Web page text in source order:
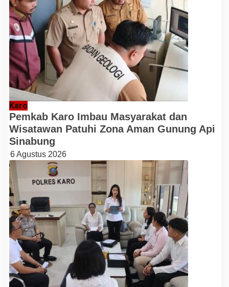
Karo
Pemkab Karo Imbau Masyarakat dan
Wisatawan Patuhi Zona Aman Gunung Api
Sinabung
6 Agustus 2026